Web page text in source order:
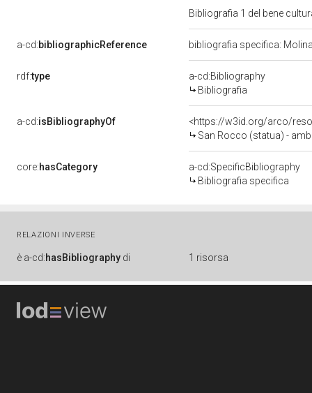
Bibliografia 1 del bene
a-cd:bibliographicReference bibliografia specifica:
rdf:type
a-cd:Bibliography
Bibliografia
a-cd:isBibliographyOf
<https://w3id.org/arco/
San Rocco (statua) -
core:hasCategory
a-cd:SpecificBibliography
Bibliografia specifica
RELAZIONI INVERSE
è a-cd:hasBibliography di 1 risorsa